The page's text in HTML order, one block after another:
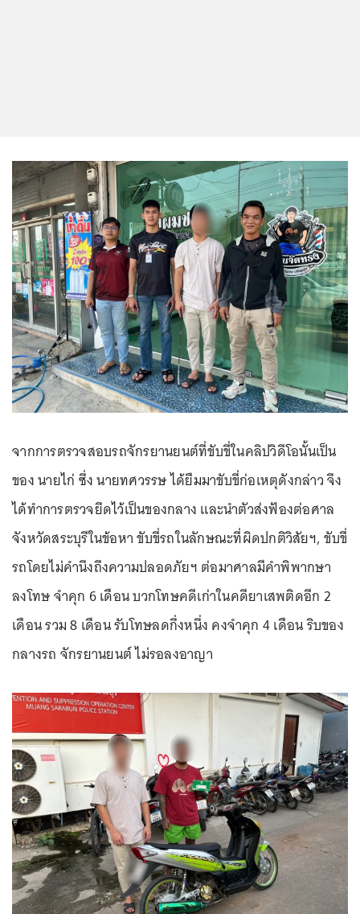
จากการตรวจสอบรถจักรยานยนต์ที่ขับขี่ในคลิปวิดีโอนั้นเป็น
ของ นายไก่ ซึ่ง นายทศวรรษ ได้ยืมมาขับขี่ก่อเหตุดังกล่าว จึง
ได้ทำการตรวจยึดไว้เป็นของกลาง และนำตัวส่งฟ้องต่อศาล
จังหวัดสระบุรีในข้อหา ขับขี่รถในลักษณะที่ผิดปกติวิสัยฯ, ขับขี่
รถโดยไม่คำนึงถึงความปลอดภัยฯ ต่อมาศาลมีคำพิพากษา
ลงโทษ จำคุก 6 เดือน บวกโทษคดีเก่าในคดียาเสพติดอีก 2
เดือน รวม 8 เดือน รับโทษลดกึ่งหนึ่ง คงจำคุก 4 เดือน ริบของ
กลางรถ จักรยานยนต์ ไม่รอลงอาญา